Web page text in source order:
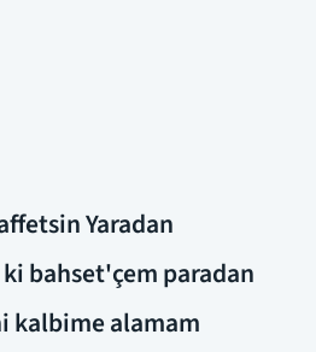
Yaradan
bahset'çem paradan
kalbime alamam